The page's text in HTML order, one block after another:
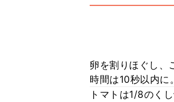
卵を割りほぐし、
時間は10秒以内に。
トマトは1/8のく